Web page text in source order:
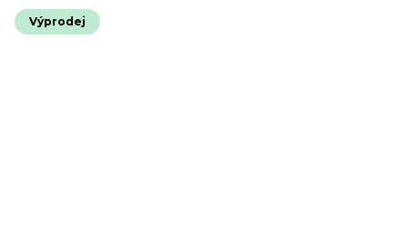
Výprodej